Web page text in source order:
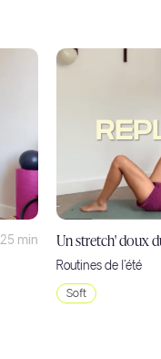
25 min
Un stretch' doux
Routines de l'été
Soft